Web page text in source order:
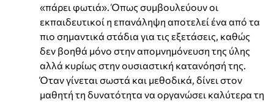
«πάρει φωτιά». Όπως συμβουλεύουν οι
εκπαιδευτικοί η επανάληψη αποτελεί ένα από τα
πιο σημαντικά στάδια για τις εξετάσεις, καθώς
δεν βοηθά μόνο στην απομνημόνευση της ύλης
αλλά κυρίως στην ουσιαστική κατανόησή της.
Όταν γίνεται σωστά και μεθοδικά, δίνει στον
μαθητή τη δυνατότητα να οργανώσει καλύτερα τη